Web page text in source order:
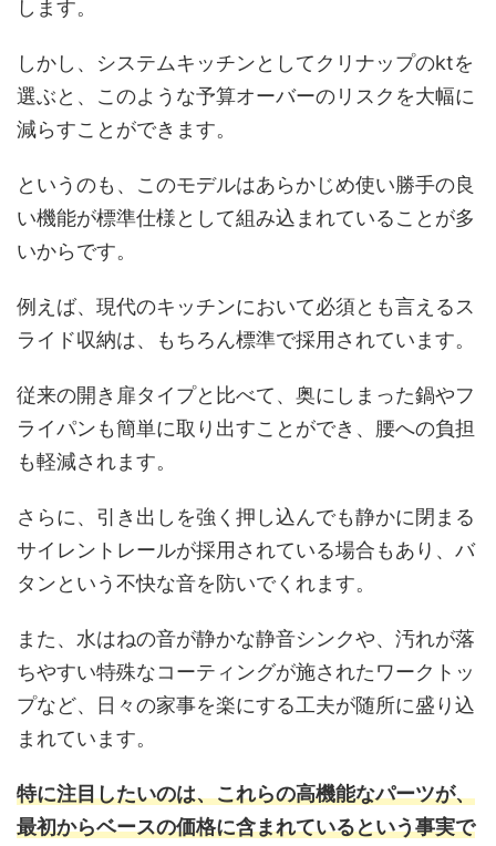
します。
しかし、システムキッチンとしてクリナップのktを
選ぶと、このような予算オーバーのリスクを大幅に
減らすことができます。
というのも、このモデルはあらかじめ使い勝手の良
い機能が標準仕様として組み込まれていることが多
いからです。
例えば、現代のキッチンにおいて必須とも言えるス
ライド収納は、もちろん標準で採用されています。
従来の開き扉タイプと比べて、奥にしまった鍋やフ
ライパンも簡単に取り出すことができ、腰への負担
も軽減されます。
さらに、引き出しを強く押し込んでも静かに閉まる
サイレントレールが採用されている場合もあり、バ
タンという不快な音を防いでくれます。
また、水はねの音が静かな静音シンクや、汚れが落
ちやすい特殊なコーティングが施されたワークトッ
プなど、日々の家事を楽にする工夫が随所に盛り込
まれています。
特に注目したいのは、これらの高機能なパーツが、
最初からベースの価格に含まれているという事実で